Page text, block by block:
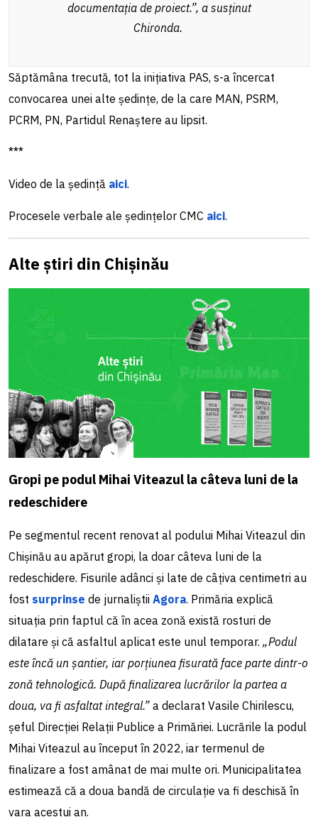
documentația de proiect.”, a susținut
Chironda.
Săptămâna trecută, tot la inițiativa PAS, s-a încercat
convocarea unei alte ședințe, de la care MAN, PSRM,
PCRM, PN, Partidul Renaștere au lipsit.
***
Video de la ședință aici.
Procesele verbale ale ședințelor CMC aici.
Alte știri din Chișinău
Gropi pe podul Mihai Viteazul la câteva luni de la
redeschidere
Pe segmentul recent renovat al podului Mihai Viteazul din
Chișinău au apărut gropi, la doar câteva luni de la
redeschidere. Fisurile adânci și late de câțiva centimetri au
fost surprinse de jurnaliștii Agora. Primăria explică
situația prin faptul că în acea zonă există rosturi de
dilatare și că asfaltul aplicat este unul temporar. „Podul
este încă un șantier, iar porțiunea fisurată face parte dintr-o
zonă tehnologică. După finalizarea lucrărilor la partea a
doua, va fi asfaltat integral.” a declarat Vasile Chirilescu,
șeful Direcției Relații Publice a Primăriei. Lucrările la podul
Mihai Viteazul au început în 2022, iar termenul de
finalizare a fost amânat de mai multe ori. Municipalitatea
estimează că a doua bandă de circulație va fi deschisă în
vara acestui an.